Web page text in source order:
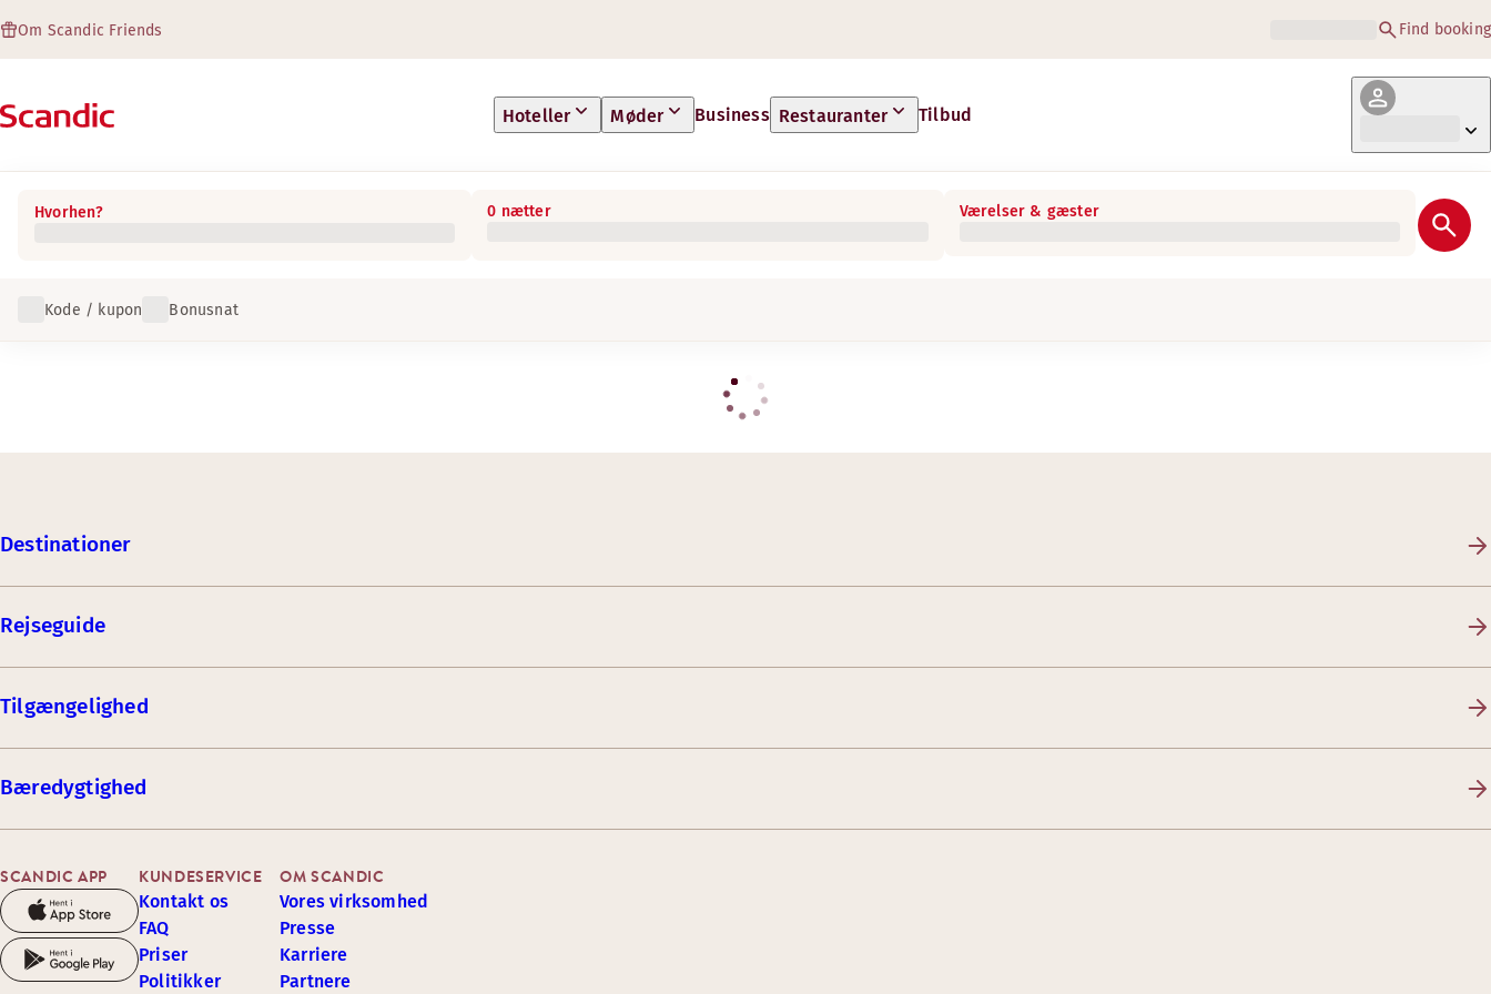
Om Scandic Friends Find booking
Hoteller Møder Business Restauranter Tilbud
Hvorhen? 0 nætter Værelser & gæster
Kode / kupon Bonusnat
Destinationer
Rejseguide
Tilgængelighed
Bæredygtighed
SCANDIC APP KUNDESERVICE
Kontakt os
FAQ
Priser
Politikker
OM SCANDIC
Vores virksomhed
Presse
Karriere
Partnere